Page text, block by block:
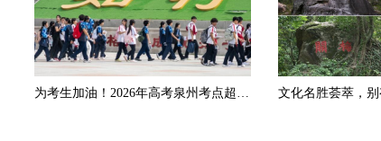
为考生加油！2026年高考泉州考点超燃！